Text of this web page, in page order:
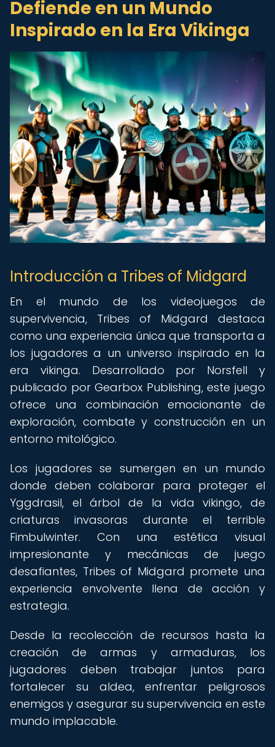
Defiende en un Mundo
Inspirado en la Era Vikinga
Introducción a Tribes of Midgard
En el mundo de los videojuegos de
supervivencia, Tribes of Midgard destaca
como una experiencia única que transporta a
los jugadores a un universo inspirado en la
era vikinga. Desarrollado por Norsfell y
publicado por Gearbox Publishing, este juego
ofrece una combinación emocionante de
exploración, combate y construcción en un
entorno mitológico.
Los jugadores se sumergen en un mundo
donde deben colaborar para proteger el
Yggdrasil, el árbol de la vida vikingo, de
criaturas invasoras durante el terrible
Fimbulwinter. Con una estética visual
impresionante y mecánicas de juego
desafiantes, Tribes of Midgard promete una
experiencia envolvente llena de acción y
estrategia.
Desde la recolección de recursos hasta la
creación de armas y armaduras, los
jugadores deben trabajar juntos para
fortalecer su aldea, enfrentar peligrosos
enemigos y asegurar su supervivencia en este
mundo implacable.